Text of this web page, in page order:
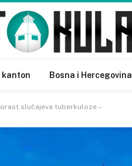
kanton Bosna i Hercegovina
slučajeva tuberkuloze –